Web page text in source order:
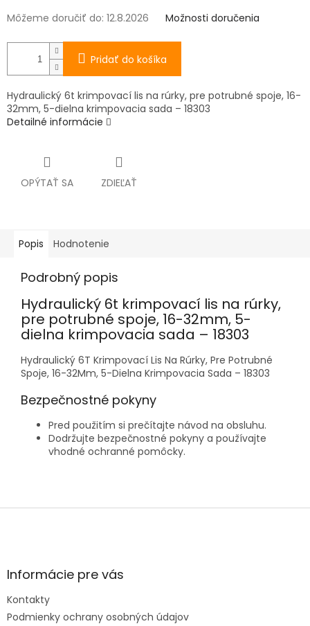
Môžeme doručiť do: 12.8.2026 Možnosti doručenia
Pridať do košíka
Hydraulický 6t krimpovací lis na rúrky, pre potrubné spoje, 16-
32mm, 5-dielna krimpovacia sada – 18303
Detailné informácie
OPÝTAŤ SA ZDIEĽAŤ
Popis Hodnotenie
Podrobný popis
Hydraulický 6t krimpovací lis na rúrky,
pre potrubné spoje, 16-32mm, 5-
dielna krimpovacia sada – 18303
Hydraulický 6T Krimpovací Lis Na Rúrky, Pre Potrubné
Spoje, 16-32Mm, 5-Dielna Krimpovacia Sada – 18303
Bezpečnostné pokyny
Pred použitím si prečítajte návod na obsluhu.
Dodržujte bezpečnostné pokyny a používajte
vhodné ochranné pomôcky.
e
Informácie pre vás
Kontakty
Podmienky ochrany osobných údajov